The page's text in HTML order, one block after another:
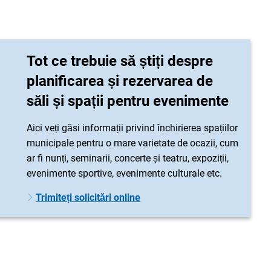
Tot ce trebuie să știți despre
planificarea și rezervarea de
săli și spații pentru evenimente
Aici veți găsi informații privind închirierea spațiilor
municipale pentru o mare varietate de ocazii, cum
ar fi nunți, seminarii, concerte și teatru, expoziții,
evenimente sportive, evenimente culturale etc.
Trimiteți solicitări online